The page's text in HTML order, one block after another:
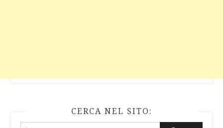
CERCA NEL SITO: